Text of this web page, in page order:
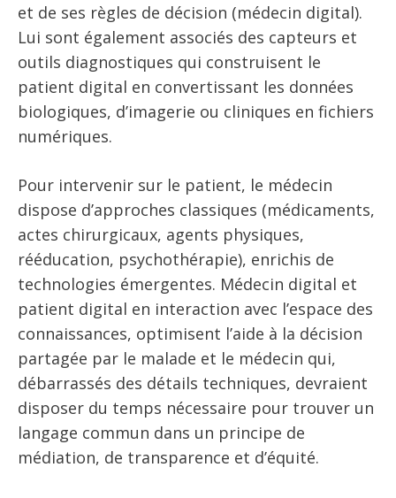
et de ses règles de décision (médecin digital).
Lui sont également associés des capteurs et
outils diagnostiques qui construisent le
patient digital en convertissant les données
biologiques, d’imagerie ou cliniques en fichiers
numériques.
Pour intervenir sur le patient, le médecin
dispose d’approches classiques (médicaments,
actes chirurgicaux, agents physiques,
rééducation, psychothérapie), enrichis de
technologies émergentes. Médecin digital et
patient digital en interaction avec l’espace des
connaissances, optimisent l’aide à la décision
partagée par le malade et le médecin qui,
débarrassés des détails techniques, devraient
disposer du temps nécessaire pour trouver un
langage commun dans un principe de
médiation, de transparence et d’équité.